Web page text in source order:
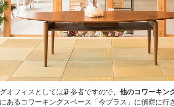
オフィスとしては新参者ですので、 他のコワーキン
あるコワーキングスペース「今プラス」に偵察に行